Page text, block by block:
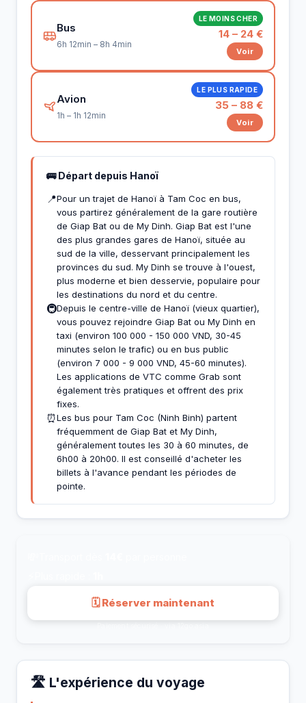
Bus
6h 12min – 8h 4min
LE MOINS CHER
14 – 24 €
Voir
Avion
1h – 1h 12min
LE PLUS RAPIDE
35 – 88 €
Voir
🚌 Départ depuis Hanoï
📍Pour un trajet de Hanoï à Tam Coc en bus,
vous partirez généralement de la gare routière
de Giap Bat ou de My Dinh. Giap Bat est l'une
des plus grandes gares de Hanoï, située au
sud de la ville, desservant principalement les
provinces du sud. My Dinh se trouve à l'ouest,
plus moderne et bien desservie, populaire pour
les destinations du nord et du centre.
🚇Depuis le centre-ville de Hanoï (vieux quartier),
vous pouvez rejoindre Giap Bat ou My Dinh en
taxi (environ 100 000 - 150 000 VND, 30-45
minutes selon le trafic) ou en bus public
(environ 7 000 - 9 000 VND, 45-60 minutes).
Les applications de VTC comme Grab sont
également très pratiques et offrent des prix
fixes.
⏰Les bus pour Tam Coc (Ninh Binh) partent
fréquemment de Giap Bat et My Dinh,
généralement toutes les 30 à 60 minutes, de
6h00 à 20h00. Il est conseillé d'acheter les
billets à l'avance pendant les périodes de
pointe.
🗓 Réserver maintenant
🛣️ L'expérience du voyage